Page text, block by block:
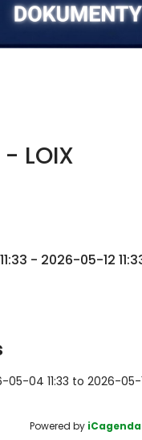
LOIX
11:33 - 2026-05-12
05-04 11:33 to 2026-05-
Powered by iCagenda